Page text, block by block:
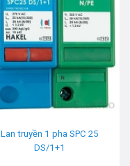
Lan truyền 1 pha SPC 25
DS/1+1